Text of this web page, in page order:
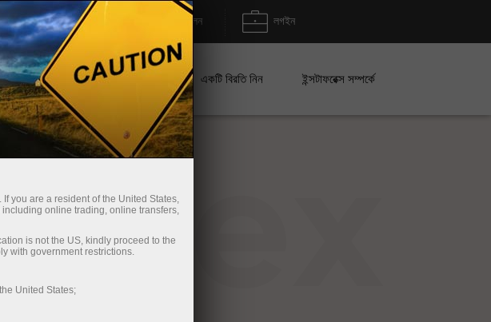
ট্রেডিং প্ল্যাটফর্ম জমা/উত্তোলন লগইন
জন্য ক্যাম্পেইন একটি বিরতি নিন ইন্সটাফরেক্স সম্পর্কে
you are a resident of the United States,
online trading, online transfers,
is not the US, kindly proceed to the
with government restrictions.
United States;